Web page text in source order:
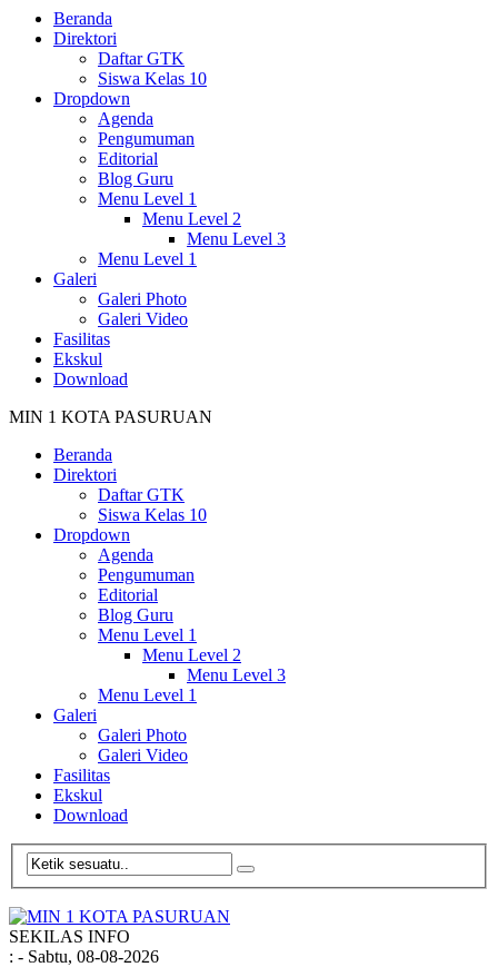
Beranda
Direktori
Daftar GTK
Siswa Kelas 10
Dropdown
Agenda
Pengumuman
Editorial
Blog Guru
Menu Level 1
Menu Level 2
Menu Level 3
Menu Level 1
Galeri
Galeri Photo
Galeri Video
Fasilitas
Ekskul
Download
MIN 1 KOTA PASURUAN
Beranda
Direktori
Daftar GTK
Siswa Kelas 10
Dropdown
Agenda
Pengumuman
Editorial
Blog Guru
Menu Level 1
Menu Level 2
Menu Level 3
Menu Level 1
Galeri
Galeri Photo
Galeri Video
Fasilitas
Ekskul
Download
SEKILAS INFO
: - Sabtu, 08-08-2026